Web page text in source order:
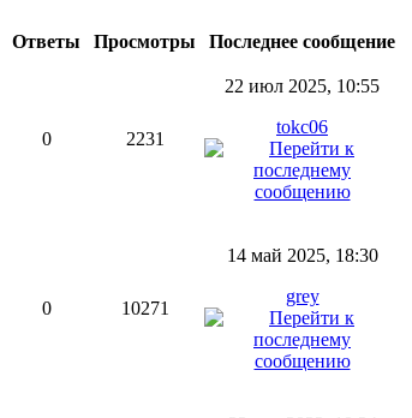
Ответы Просмотры Последнее сообщение
0 2231
22 июл 2025, 10:55
tokc06
0 10271
14 май 2025, 18:30
grey